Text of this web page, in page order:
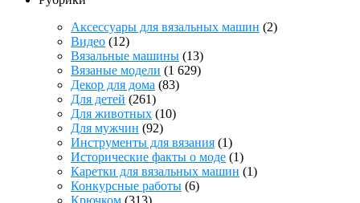
Аксессуары для вязальных машин (2)
Видео (12)
Вязальные машины (13)
Вязаные модели (1 629)
Декор для дома (83)
Для детей (261)
Для животных (10)
Для мужчин (92)
Инструменты для вязания (1)
Исторические факты о моде (1)
Каретки для вязальных машин (1)
Конкурсные работы (6)
Крючком (313)